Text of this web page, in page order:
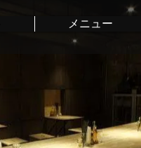
メニュー